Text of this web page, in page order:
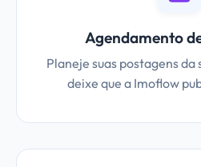
Agendamento
Planeje suas postagens da
deixe que a Imoflow